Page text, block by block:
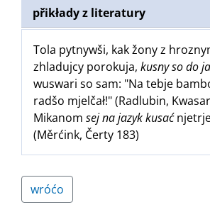
přikłady z literatury
Tola pytnywši, kak žony z
zhladujcy porokuja, kusny so do
wuswari so sam: "Na tebje
radšo mjelčał!" (Radlubin,
Mikanom sej na jazyk kusać
(Měrćink, Čerty 183)
wróćo